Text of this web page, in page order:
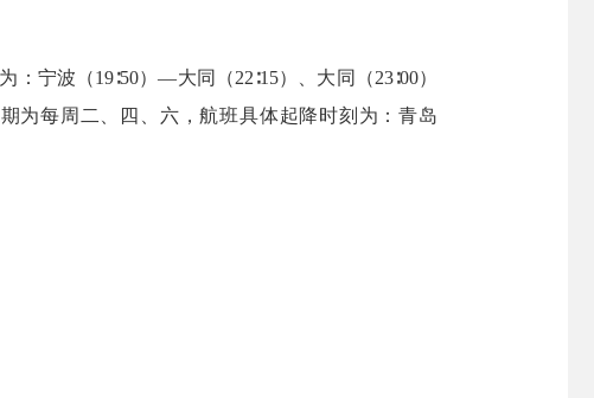
波（19∶50）—大同（22∶15）、大同（23∶00）
为每周二、四、六，航班具体起降时刻为：青岛